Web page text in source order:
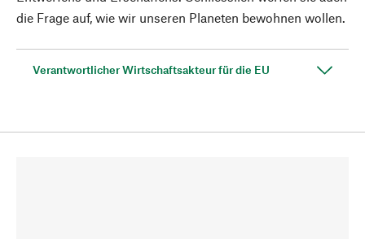
die Frage auf, wie wir unseren Planeten bewohnen wollen.
Verantwortlicher Wirtschaftsakteur für die EU